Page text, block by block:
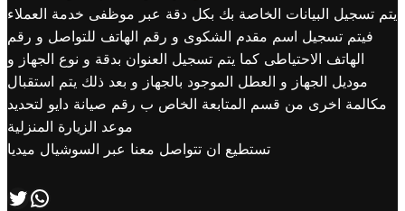
يتم تسجيل البيانات الخاصة بك بكل دقة عبر موظفى خدمة العملاء
فيتم تسجيل اسم مقدم الشكوى و رقم الهاتف للتواصل و رقم
الهاتف الاحتياطى كما يتم تسجيل العنوان بدقة و نوع الجهاز و
موديل الجهاز و العطل الموجود بالجهاز و بعد ذلك يتم استقبال
مكالمة اخرى من قسم المتابعة الخاص ب رقم صيانة دايو لتحديد
موعد الزيارة المنزلية
تستطيع ان تتواصل معنا عبر السوشيال ميديا
تابعنا علي صفحة التويتر اتصل بنا علي طريق الوتساب